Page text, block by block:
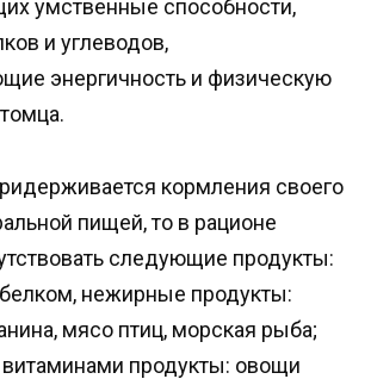
умственные способности,
и углеводов,
энергичность и физическую
кормления своего
пищей, то в рационе
следующие продукты:
нежирные продукты:
мясо птиц, морская рыба;
продукты: овощи